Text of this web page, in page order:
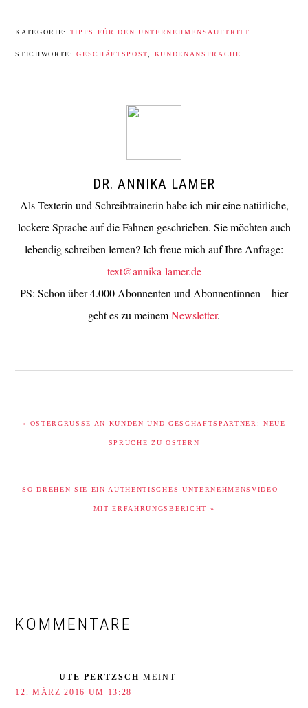
KATEGORIE: TIPPS FÜR DEN UNTERNEHMENSAUFTRITT
STICHWORTE:GESCHÄFTSPOST KUNDENANSPRACHE
DR. ANNIKA LAMER
Als Texterin und Schreibtrainerin habe ich mir eine natürliche,
lockere Sprache auf die Fahnen geschrieben. Sie möchten auch
lebendig schreiben lernen? Ich freue mich auf Ihre Anfrage:
text@annika-lamer.de
PS: Schon über 4.000 Abonnenten und Abonnentinnen – hier
geht es zu meinemNewsletter.
BEITRAG:
« OSTERGRÜSSE AN KUNDEN UND GESCHÄFTSPARTNER: NEUE S
PRÜCHE ZU OSTERN
BEITRAG:
SO DREHEN SIE EIN AUTHENTISCHES UNTERNEHMENSVIDEO –
MIT ERFAHRUNGSBERICHT »
INTERAKTIONEN
KOMMENTARE
UTE PERTZSCH MEINT
12. MÄRZ 2016 UM 13:28